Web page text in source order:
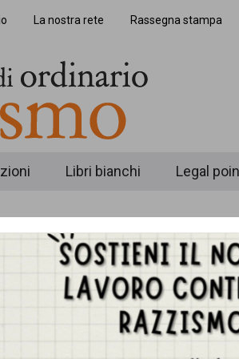
La nostra rete Rassegna stampa
Libri bianchi Legal
online e offline:
Il